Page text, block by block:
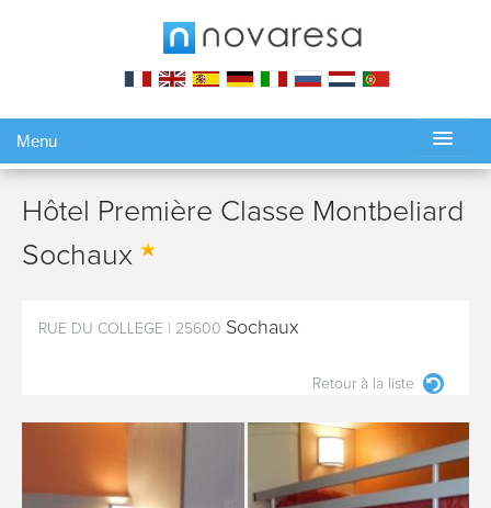
Menu
Hôtel Première Classe Montbeliard
Sochaux
RUE DU COLLEGE 25600 Sochaux
Retour à la liste